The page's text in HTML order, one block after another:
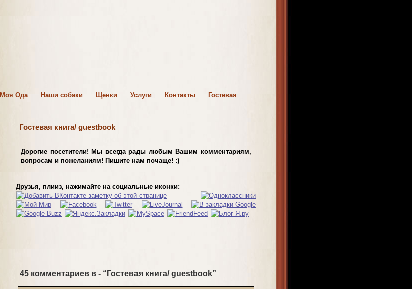
Моя Ода Наши собаки Щенки Услуги Контакты Гостевая
Гостевая книга/ guestbook
Дорогие посетители! Мы всегда рады любым Вашим комментариям,
вопросам и пожеланиям! Пишите нам почаще! :)
Друзья, плииз, нажимайте на социальные иконки:
45 комментариев в - “Гостевая книга/ guestbook”